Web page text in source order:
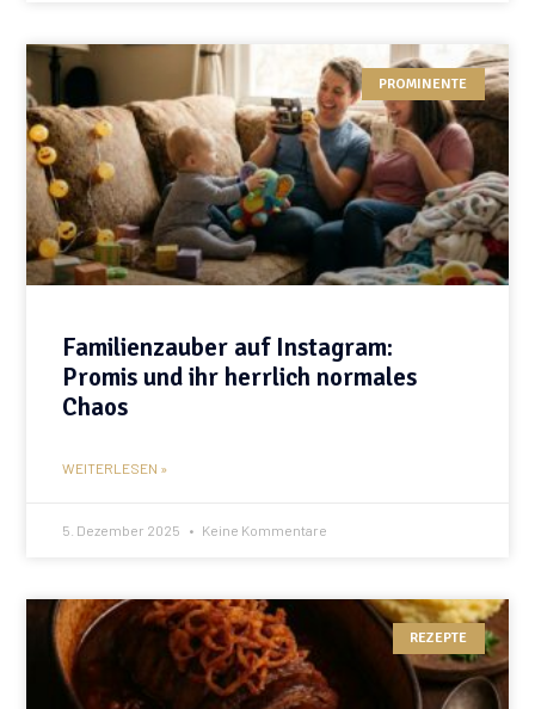
PROMINENTE
Familienzauber auf Instagram:
Promis und ihr herrlich normales
Chaos
WEITERLESEN »
5. Dezember 2025 Keine Kommentare
REZEPTE